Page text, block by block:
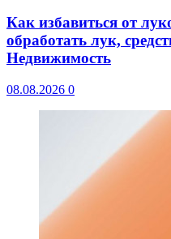
Как избавиться от
обработать лук,
Недвижимость
08.08.2026 0